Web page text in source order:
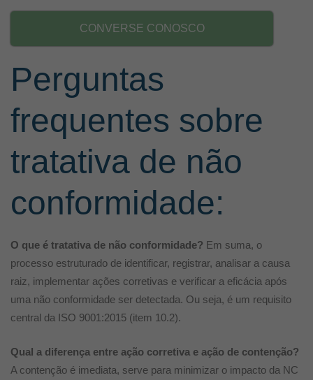
CONVERSE CONOSCO
Perguntas
frequentes sobre
tratativa de não
conformidade:
O que é tratativa de não conformidade? Em suma, o
processo estruturado de identificar, registrar, analisar a causa
raiz, implementar ações corretivas e verificar a eficácia após
uma não conformidade ser detectada. Ou seja, é um requisito
central da ISO 9001:2015 (item 10.2).
Qual a diferença entre ação corretiva e ação de contenção?
A contenção é imediata, serve para minimizar o impacto da NC